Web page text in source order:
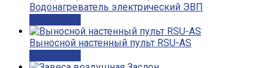
Водонагреватель электрический ЭВП
Выносной настенный пульт RSU-AS